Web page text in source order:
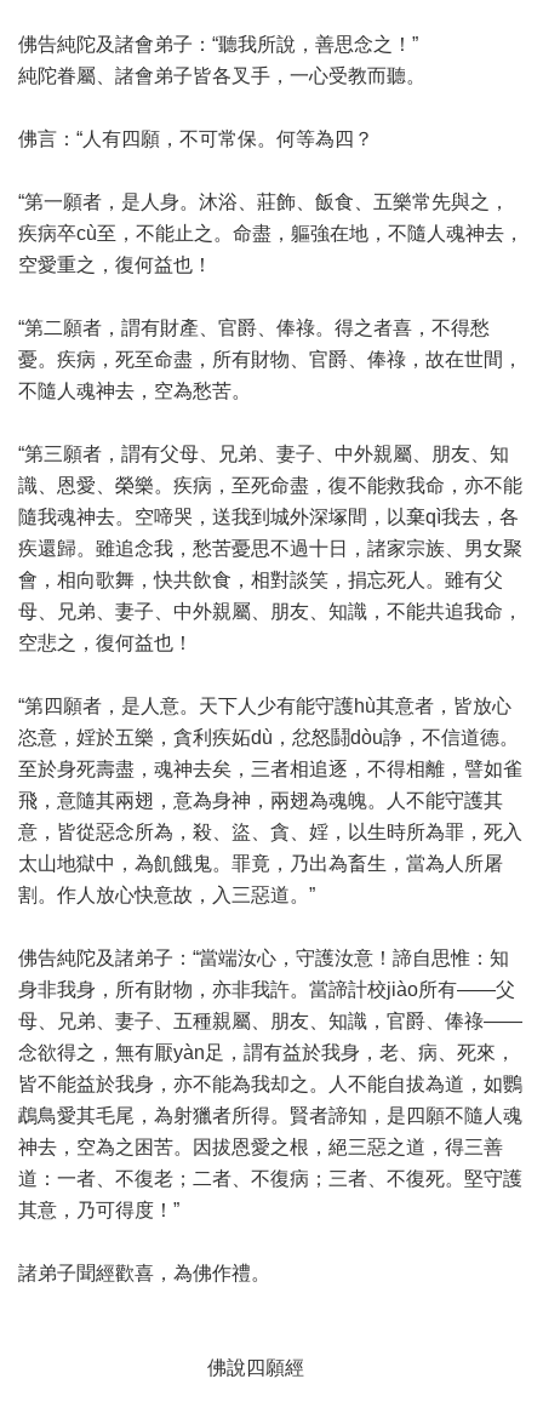
佛告純陀及諸會弟子：“聽我所說，善思念之！”
純陀眷屬、諸會弟子皆各叉手，一心受教而聽。
佛言：“人有四願，不可常保。何等為四？
“第一願者，是人身。沐浴、莊飾、飯食、五樂常先與之，
疾病卒cù至，不能止之。命盡，軀強在地，不隨人魂神去，
空愛重之，復何益也！
“第二願者，謂有財產、官爵、俸祿。得之者喜，不得愁
憂。疾病，死至命盡，所有財物、官爵、俸祿，故在世間，
不隨人魂神去，空為愁苦。
“第三願者，謂有父母、兄弟、妻子、中外親屬、朋友、知
識、恩愛、榮樂。疾病，至死命盡，復不能救我命，亦不能
隨我魂神去。空啼哭，送我到城外深塚間，以棄qì我去，各
疾還歸。雖追念我，愁苦憂思不過十日，諸家宗族、男女聚
會，相向歌舞，快共飲食，相對談笑，捐忘死人。雖有父
母、兄弟、妻子、中外親屬、朋友、知識，不能共追我命，
空悲之，復何益也！
“第四願者，是人意。天下人少有能守護hù其意者，皆放心
恣意，婬於五樂，貪利疾妬dù，忿怒鬪dòu諍，不信道德。
至於身死壽盡，魂神去矣，三者相追逐，不得相離，譬如雀
飛，意隨其兩翅，意為身神，兩翅為魂魄。人不能守護其
意，皆從惡念所為，殺、盜、貪、婬，以生時所為罪，死入
太山地獄中，為飢餓鬼。罪竟，乃出為畜生，當為人所屠
割。作人放心快意故，入三惡道。”
佛告純陀及諸弟子：“當端汝心，守護汝意！諦自思惟：知
身非我身，所有財物，亦非我許。當諦計校jiào所有——父
母、兄弟、妻子、五種親屬、朋友、知識，官爵、俸祿——
念欲得之，無有厭yàn足，謂有益於我身，老、病、死來，
皆不能益於我身，亦不能為我却之。人不能自拔為道，如鸚
鵡鳥愛其毛尾，為射獵者所得。賢者諦知，是四願不隨人魂
神去，空為之困苦。因拔恩愛之根，絕三惡之道，得三善
道：一者、不復老；二者、不復病；三者、不復死。堅守護
其意，乃可得度！”
諸弟子聞經歡喜，為佛作禮。
佛說四願經